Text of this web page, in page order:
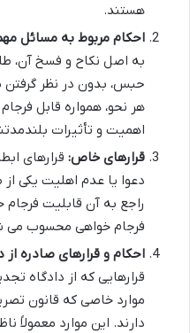
هستند.
احکام مربوط به مسائل
به اصل نکاح و فسخ آن،
حبس، بدون در نظر گرفتن
هر نحو، همواره قابل
اهمیت و تأثیرات
قرارهای خاص: قرارهای
دعوا یا عدم اهلیت یکی
راجع به آن قابلیت فرجام
فرجام خواهی محسوب می
احکام و قرارهای صادره
قرارهایی که از دادگاه
موارد خاصی که قانون
دارند. این موارد معمولاً